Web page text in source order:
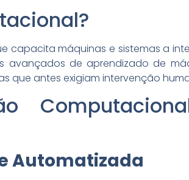
capacita máquinas e sistemas a
avançados de aprendizado de
que antes exigiam intervenção
Automatizada